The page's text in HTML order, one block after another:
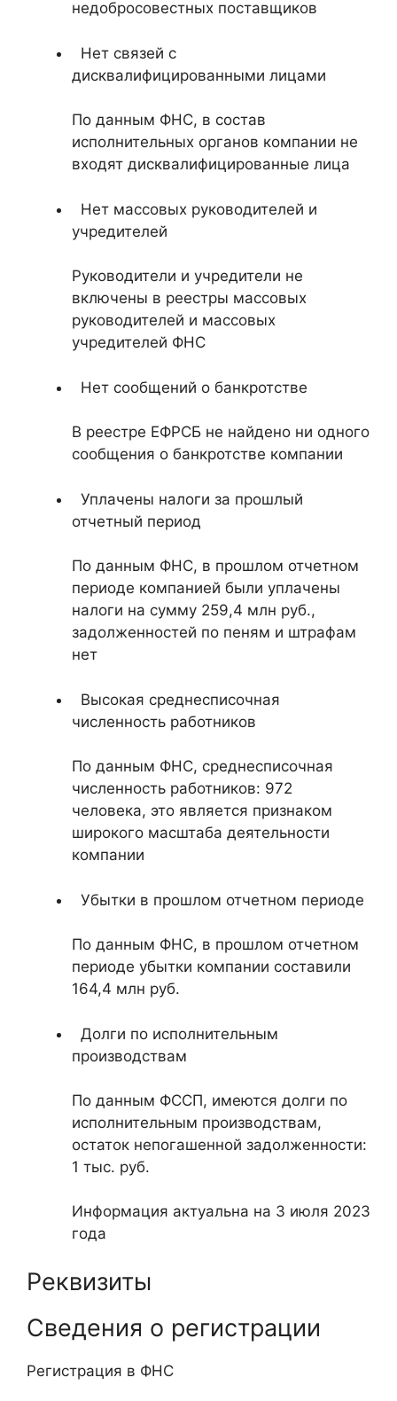
недобросовестных поставщиков
Нет связей с
дисквалифицированными лицами
По данным ФНС, в состав
исполнительных органов компании не
входят дисквалифицированные лица
Нет массовых руководителей и
учредителей
Руководители и учредители не
включены в реестры массовых
руководителей и массовых
учредителей ФНС
Нет сообщений о банкротстве
В реестре ЕФРСБ не найдено ни одного
сообщения о банкротстве компании
Уплачены налоги за прошлый
отчетный период
По данным ФНС, в прошлом отчетном
периоде компанией были уплачены
налоги на сумму 259,4 млн руб.,
задолженностей по пеням и штрафам
нет
Высокая среднесписочная
численность работников
По данным ФНС, среднесписочная
численность работников: 972
человека, это является признаком
широкого масштаба деятельности
компании
Убытки в прошлом отчетном периоде
По данным ФНС, в прошлом отчетном
периоде убытки компании составили
164,4 млн руб.
Долги по исполнительным
производствам
По данным ФССП, имеются долги по
исполнительным производствам,
остаток непогашенной задолженности:
1 тыс. руб.
Информация актуальна на 3 июля 2023
года
Реквизиты
Сведения о регистрации
Регистрация в ФНС